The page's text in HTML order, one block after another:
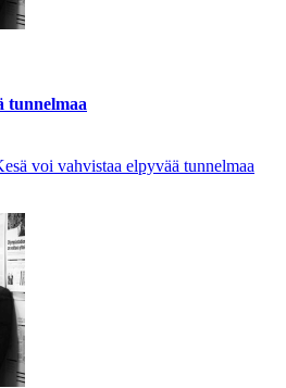
tunnelmaa
voi vahvistaa elpyvää tunnelmaa